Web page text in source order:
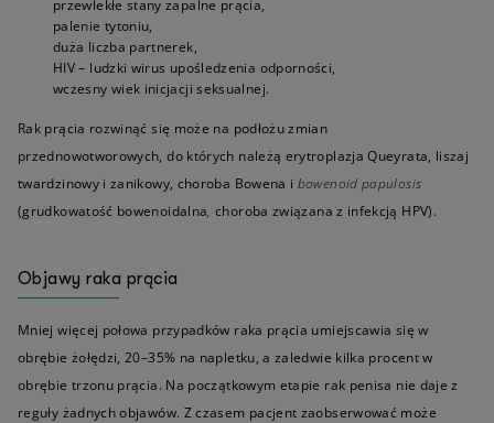
przewlekłe stany zapalne prącia,
palenie tytoniu,
duża liczba partnerek,
HIV – ludzki wirus upośledzenia odporności,
wczesny wiek inicjacji seksualnej.
Rak prącia rozwinąć się może na podłożu zmian
przednowotworowych, do których należą erytroplazja Queyrata, liszaj
twardzinowy i zanikowy, choroba Bowena i bowenoid papulosis
(grudkowatość bowenoidalna,choroba związana z infekcją HPV).
Objawy raka prącia
Mniej więcej połowa przypadków raka prącia umiejscawia się w
obrębie żołędzi, 20–35% na napletku, a zaledwie kilka procent w
obrębie trzonu prącia. Na początkowym etapie rak penisa nie daje z
reguły żadnych objawów. Z czasem pacjent zaobserwować może